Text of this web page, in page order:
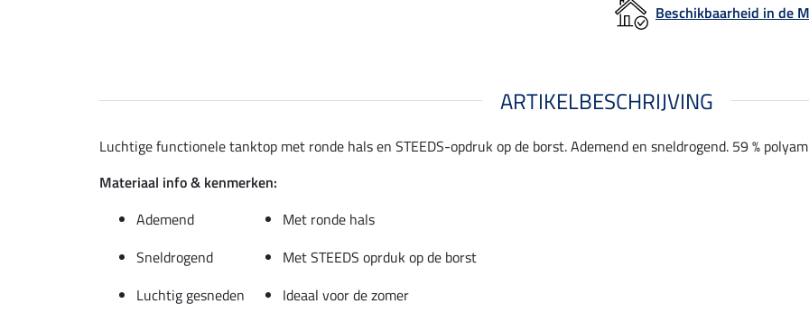
Beschikbaarheid in de
ARTIKELBESCHRIJVING
Luchtige functionele tanktop met ronde hals en STEEDS-opdruk op de borst. Ademend en sneldrogend. 59 %
Materiaal info & kenmerken:
Ademend
Met ronde hals
Sneldrogend
Met STEEDS oprduk op de borst
Luchtig gesneden
Ideaal voor de zomer